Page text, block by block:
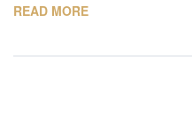
READ MORE